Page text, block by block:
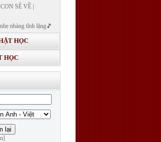
SẼ VỀ |
nhàng tĩnh lặng🎵
DƯỢC SƯ
- BÀI 14/ GIẢNG
ĐỨC DƯỢC
HỌC
HỌC